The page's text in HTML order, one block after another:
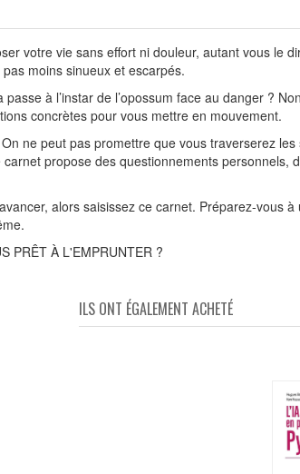
votre vie sans effort ni douleur, autant vous le
moins sinueux et escarpés.
à l’instar de l’opossum face au danger ?
concrètes pour vous mettre en mouvement.
ne peut pas promettre que vous traverserez
propose des questionnements personnels,
alors saisissez ce carnet. Préparez-vous
PRÊT À L'EMPRUNTER ?
ILS ONT ÉGALEMENT ACHETÉ